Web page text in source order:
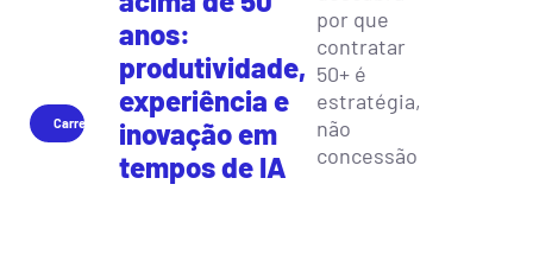
Carreira
anos:
produtividade,
experiência e
inovação em
tempos de IA
por que
contratar
50+ é
estratégia,
não
concessão